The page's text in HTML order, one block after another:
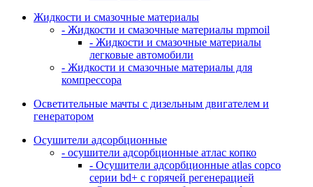
Жидкости и смазочные материалы
- Жидкости и смазочные материалы mpmoil
- Жидкости и смазочные материалы
легковые автомобили
- Жидкости и смазочные материалы для
компрессора
Осветительные мачты с дизельным двигателем и
генератором
Осушители адсорбционные
- осушители адсорбционные атлас копко
- Осушители адсорбционные atlas copco
серии bd+ с горячей регенерацией